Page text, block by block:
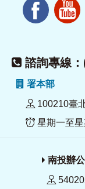
諮詢專線
署本部
100210臺
星期一至
南投辦